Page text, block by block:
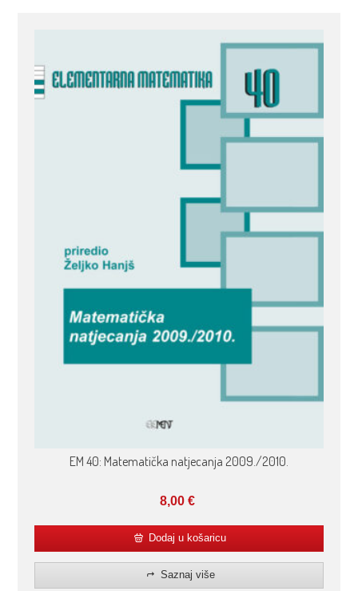
EM 40: Matematička natjecanja 2009./2010.
8,00€
Dodaj u košaricu
Saznaj više